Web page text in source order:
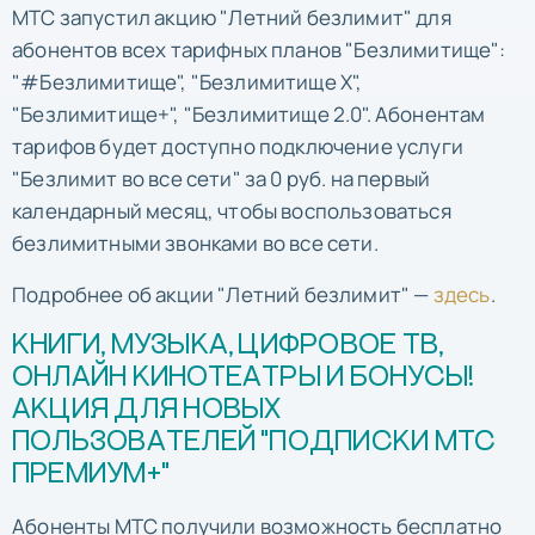
МТС запустил акцию "Летний безлимит" для
абонентов всех тарифных планов "Безлимитище":
"#Безлимитище", "Безлимитище X",
"Безлимитище+", "Безлимитище 2.0". Абонентам
тарифов будет доступно подключение услуги
"Безлимит во все сети" за 0 руб. на первый
календарный месяц, чтобы воспользоваться
безлимитными звонками во все сети.
Подробнее об акции "Летний безлимит" —здесь.
КНИГИ, МУЗЫКА, ЦИФРОВОЕ ТВ,
ОНЛАЙН КИНОТЕАТРЫ И БОНУСЫ!
АКЦИЯ ДЛЯ НОВЫХ
ПОЛЬЗОВАТЕЛЕЙ "ПОДПИСКИ МТС
ПРЕМИУМ+"
Абоненты МТС получили возможность бесплатно